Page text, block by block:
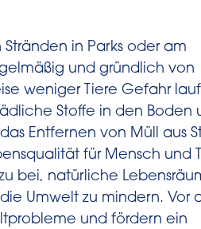
in Parks oder am
und gründlich von
weniger Tiere Gefahr
Stoffe in den Boden
Entfernen von Müll aus
für Mensch und
bei, natürliche
Umwelt zu mindern. Vor
und fördern ein